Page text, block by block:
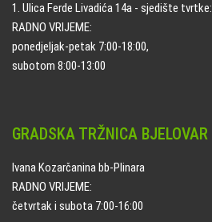
1. Ulica Ferde Livadića 14a - sjedište tvrtke:
RADNO VRIJEME:
ponedjeljak-petak 7:00-18:00,
subotom 8:00-13:00
GRADSKA TRŽNICA BJELOVAR
Ivana Kozarčanina bb-Plinara
RADNO VRIJEME:
četvrtak i subota 7:00-16:00